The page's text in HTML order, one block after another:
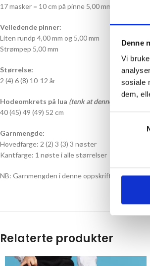
Denne
Vi
sosiale
dem,
17 masker = 10 cm på pinne 5,00 mm
Veiledende pinner:
Liten rundp 4,00 mm og 5,00 mm
Strømpep 5,00 mm
Størrelse:
2 (4) 6 (8) 10-12 år
Hodeomkrets på lua (tenk at denne må være
40 (45) 49 (49) 52 cm
Garnmengde:
Hovedfarge: 2 (2) 3 (3) 3 nøster
Kantfarge: 1 nøste i alle størrelser
NB: Garnmengden i denne oppskriften er
Relaterte produkter